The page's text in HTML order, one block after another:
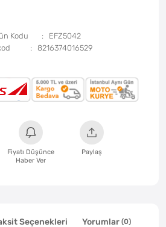
Kodu
EFZ5042
8216374016529
Fiyatı Düşünce
Haber Ver
Paylaş
Seçenekleri Yorumlar (0)